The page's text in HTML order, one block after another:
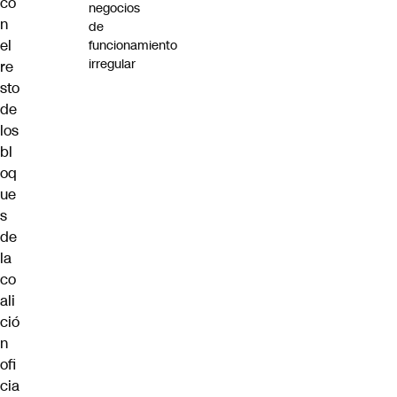
n
el
re
sto
de
los
bl
oq
ue
s
de
la
co
ali
ció
n
ofi
cia
negocios
de
funcionamiento
irregular